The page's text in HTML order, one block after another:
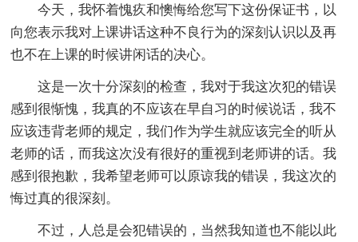
今天，我怀着愧疚和懊悔给您写下这份保证书，以
向您表示我对上课讲话这种不良行为的深刻认识以及再
也不在上课的时候讲闲话的决心。
这是一次十分深刻的检查，我对于我这次犯的错误
感到很惭愧，我真的不应该在早自习的时候说话，我不
应该违背老师的规定，我们作为学生就应该完全的听从
老师的话，而我这次没有很好的重视到老师讲的话。我
感到很抱歉，我希望老师可以原谅我的错误，我这次的
悔过真的很深刻。
不过，人总是会犯错误的，当然我知道也不能以此